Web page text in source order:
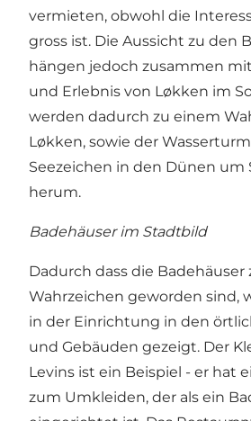
vermieten, obwohl die
gross ist. Die Aussicht zu den
hängen jedoch zusammen
und Erlebnis von Løkken im
werden dadurch zu einem
Løkken, sowie der
Seezeichen in den Dünen um
herum.
Badehäuser im Stadtbild
Dadurch dass die Badehäuser
Wahrzeichen geworden sind,
in der Einrichtung in den
und Gebäuden gezeigt. Der
Levins ist ein Beispiel - er hat
zum Umkleiden, der als ein